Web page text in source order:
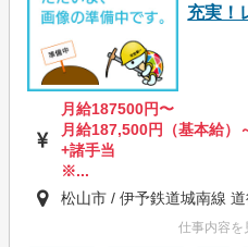
充実！
月給187500円〜
月給187,500円（基本給）
+諸手当
※...
松山市 / 伊予鉄道城南線
仕事内容を